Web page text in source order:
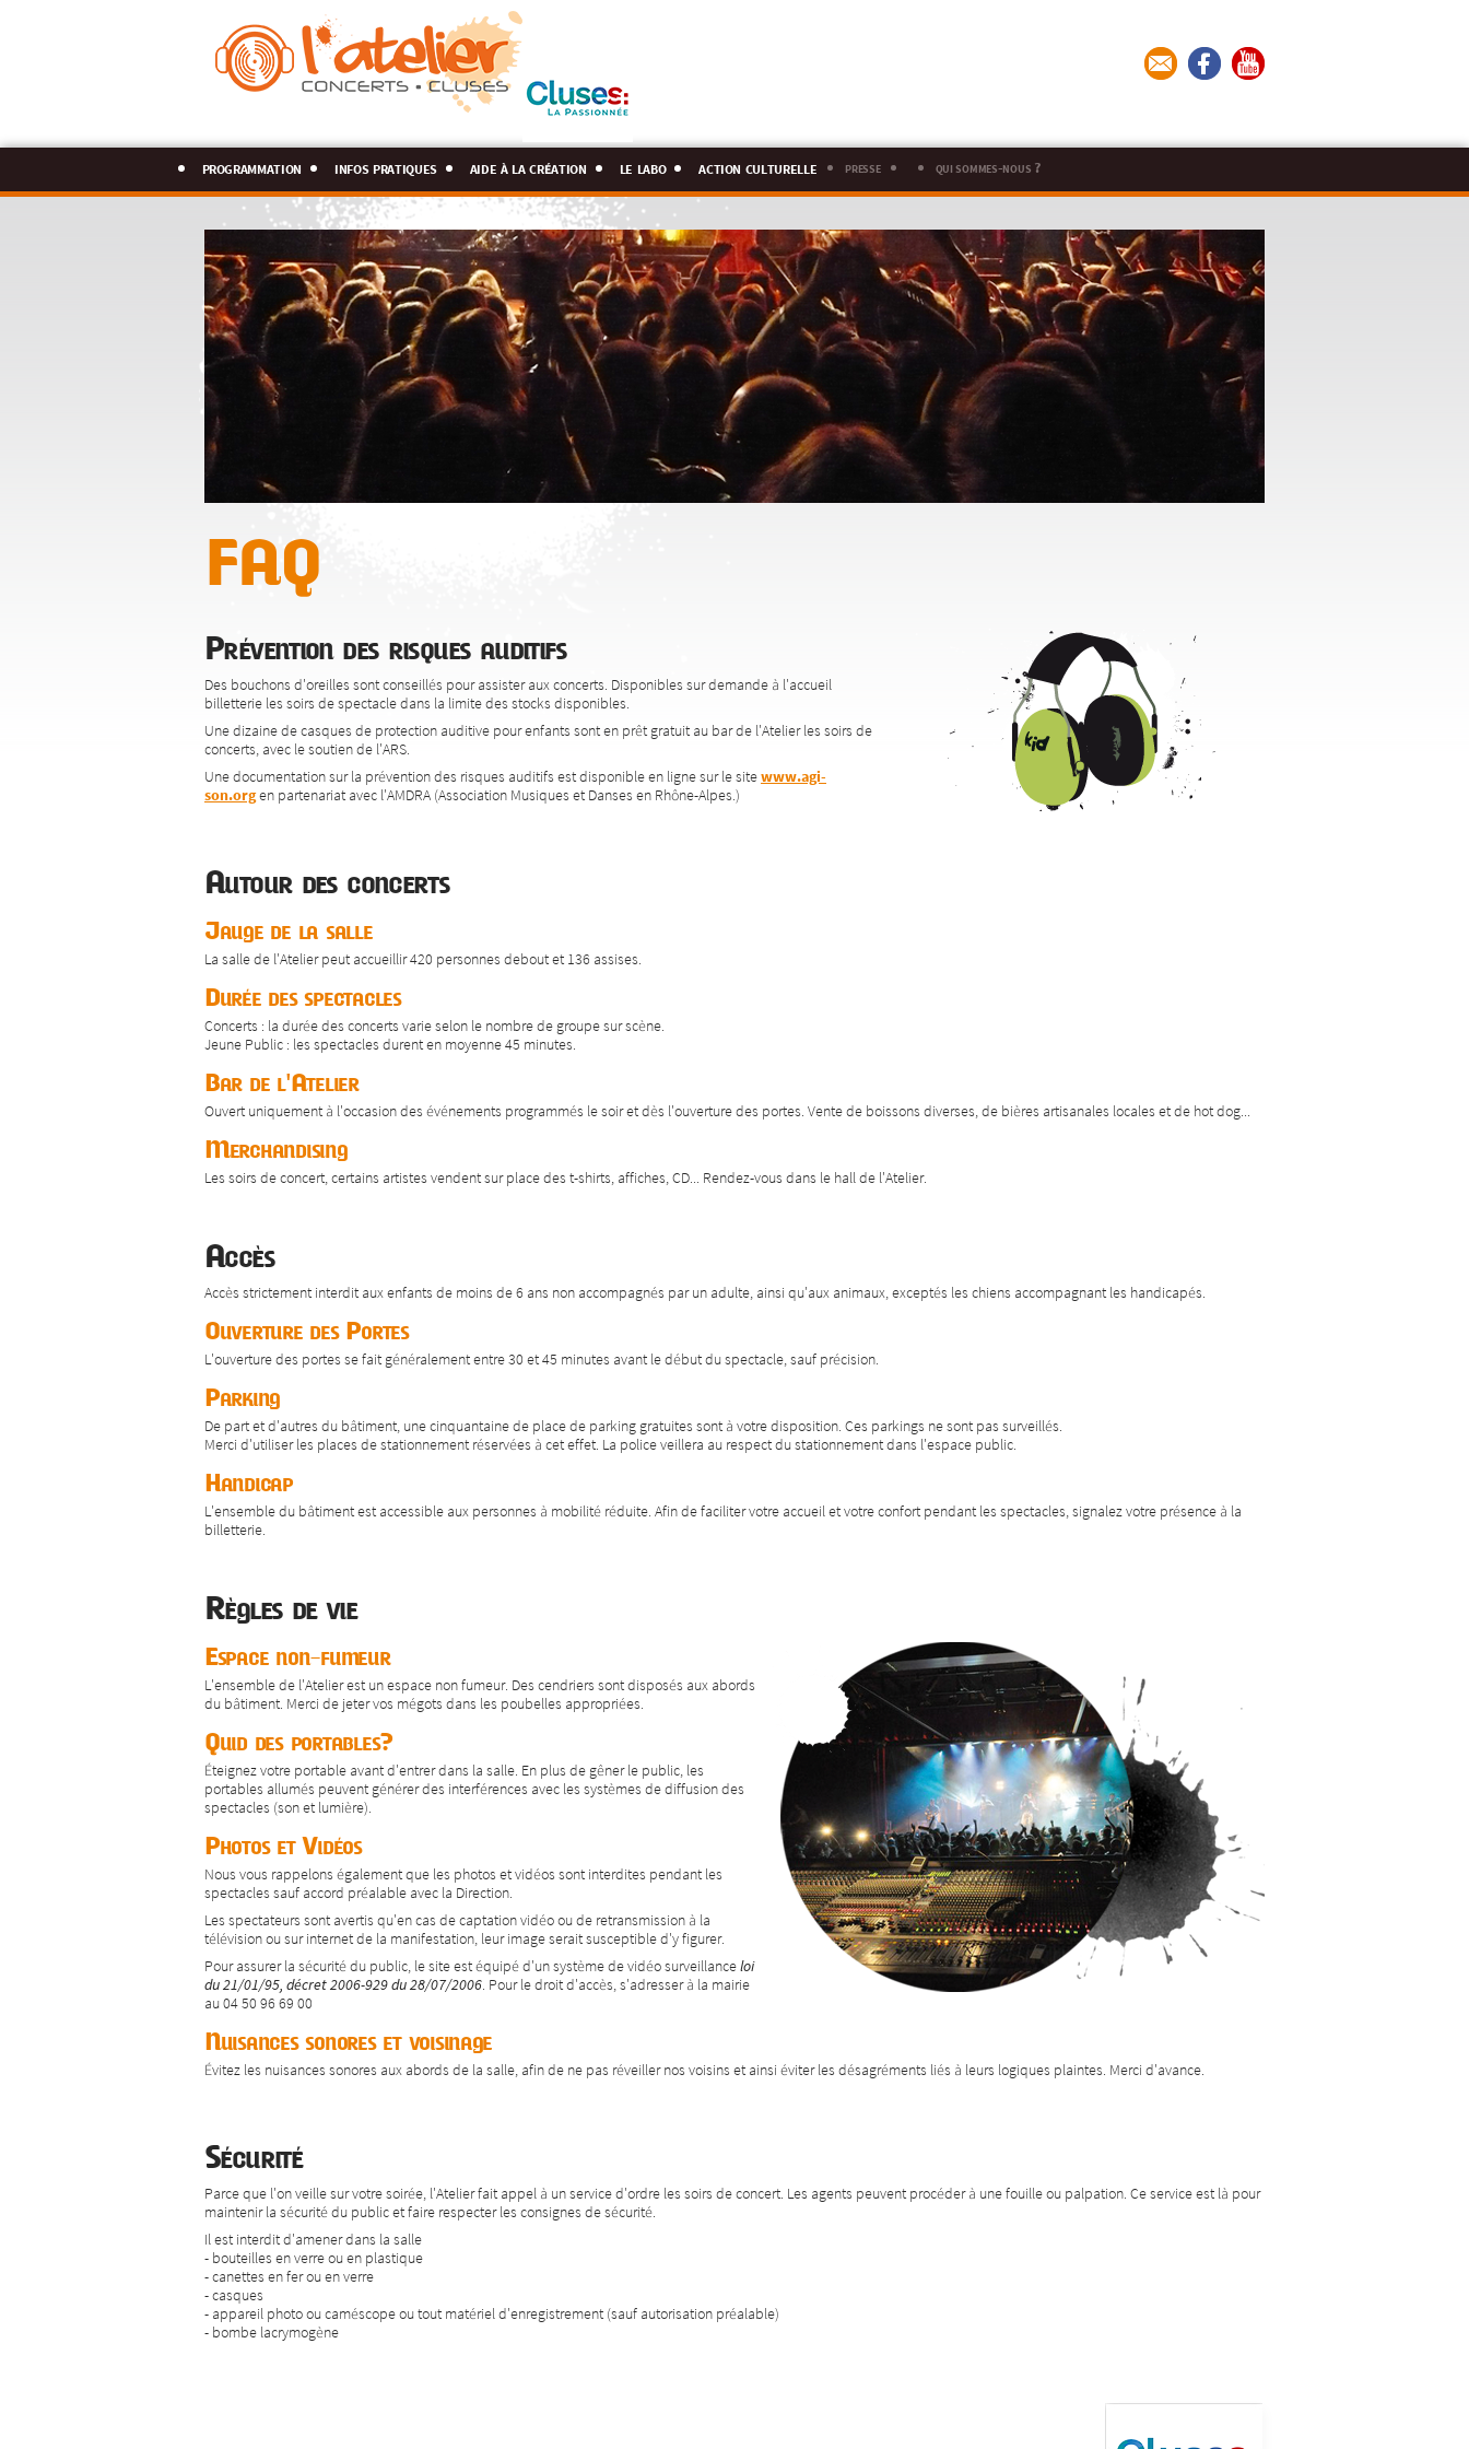
programmation infos pratiques aide à la création le labo action culturelle presse qui sommes-nous ?
FAQ
Prévention des risques auditifs
Des bouchons d'oreilles sont conseillés pour assister aux concerts. Disponibles sur demande à l'accueil
billetterie les soirs de spectacle dans la limite des stocks disponibles.
Une dizaine de casques de protection auditive pour enfants sont en prêt gratuit au bar de l'Atelier les soirs de
concerts, avec le soutien de l'ARS.
Une documentation sur la prévention des risques auditifs est disponible en ligne sur le sitewww.agi-
son.orgen partenariat avec l'AMDRA (Association Musiques et Danses en Rhône-Alpes.)
Autour des concerts
Jauge de la salle
La salle de l'Atelier peut accueillir 420 personnes debout et 136 assises.
Durée des spectacles
Concerts : la durée des concerts varie selon le nombre de groupe sur scène.
Jeune Public : les spectacles durent en moyenne 45 minutes.
Bar de l'Atelier
Ouvert uniquement à l'occasion des événements programmés le soir et dès l'ouverture des portes. Vente de boissons diverses, de bières artisanales locales et de hot dog...
Merchandising
Les soirs de concert, certains artistes vendent sur place des t-shirts, affiches, CD... Rendez-vous dans le hall de l'Atelier.
Accès
Accès strictement interdit aux enfants de moins de 6 ans non accompagnés par un adulte, ainsi qu'aux animaux, exceptés les chiens accompagnant les handicapés.
Ouverture des Portes
L'ouverture des portes se fait généralement entre 30 et 45 minutes avant le début du spectacle, sauf précision.
Parking
De part et d'autres du bâtiment, une cinquantaine de place de parking gratuites sont à votre disposition. Ces parkings ne sont pas surveillés.
Merci d'utiliser les places de stationnement réservées à cet effet. La police veillera au respect du stationnement dans l'espace public.
Handicap
L'ensemble du bâtiment est accessible aux personnes à mobilité réduite. Afin de faciliter votre accueil et votre confort pendant les spectacles, signalez votre présence à la
billetterie.
Règles de vie
Espace non-fumeur
L'ensemble de l'Atelier est un espace non fumeur. Des cendriers sont disposés aux abords
du bâtiment. Merci de jeter vos mégots dans les poubelles appropriées.
Quid des portables?
Éteignez votre portable avant d'entrer dans la salle. En plus de gêner le public, les
portables allumés peuvent générer des interférences avec les systèmes de diffusion des
spectacles (son et lumière).
Photos et Vidéos
Nous vous rappelons également que les photos et vidéos sont interdites pendant les
spectacles sauf accord préalable avec la Direction.
Les spectateurs sont avertis qu'en cas de captation vidéo ou de retransmission à la
télévision ou sur internet de la manifestation, leur image serait susceptible d'y figurer.
Pour assurer la sécurité du public, le site est équipé d'un système de vidéo surveillanceloi
du 21/01/95, décret 2006-929 du 28/07/2006 . Pour le droit d'accès, s'adresser à la mairie
au 04 50 96 69 00
Nuisances sonores et voisinage
Évitez les nuisances sonores aux abords de la salle, afin de ne pas réveiller nos voisins et ainsi éviter les désagréments liés à leurs logiques plaintes. Merci d'avance.
Sécurité
Parce que l'on veille sur votre soirée, l'Atelier fait appel à un service d'ordre les soirs de concert. Les agents peuvent procéder à une fouille ou palpation. Ce service est là pour
maintenir la sécurité du public et faire respecter les consignes de sécurité.
Il est interdit d'amener dans la salle
- bouteilles en verre ou en plastique
- canettes en fer ou en verre
- casques
- appareil photo ou caméscope ou tout matériel d'enregistrement (sauf autorisation préalable)
- bombe lacrymogène